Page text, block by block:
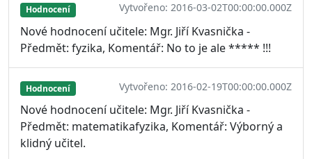
Hodnocení Vytvořeno: 2016-03-02T00:00:00.000Z
Nové hodnocení učitele: Mgr. Jiří Kvasnička -
Předmět: fyzika, Komentář: No to je ale ***** !!!
Hodnocení Vytvořeno: 2016-02-19T00:00:00.000Z
Nové hodnocení učitele: Mgr. Jiří Kvasnička -
Předmět: matematikafyzika, Komentář: Výborný a
klidný učitel.